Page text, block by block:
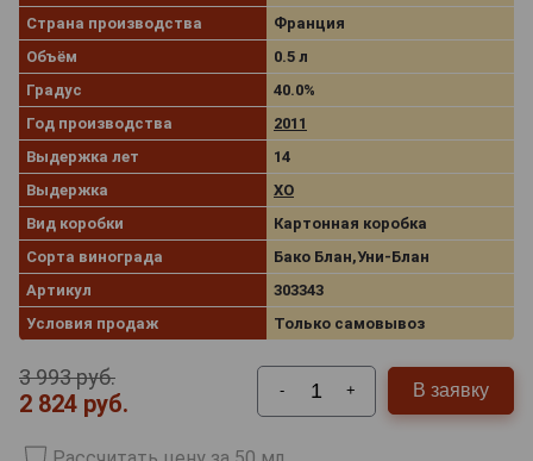
Страна производства
Франция
Объём
0.5 л
Градус
40.0%
Год производства
2011
Выдержка лет
14
Выдержка
XO
Вид коробки
Картонная коробка
Сорта винограда
Бако Блан,Уни-Блан
Артикул
303343
Условия продаж
Только самовывоз
3 993 руб.
2 824 руб. - + В заявку